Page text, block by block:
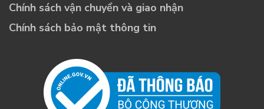
Chính sách vận chuyển và giao nhận
Chính sách bảo mật thông tin